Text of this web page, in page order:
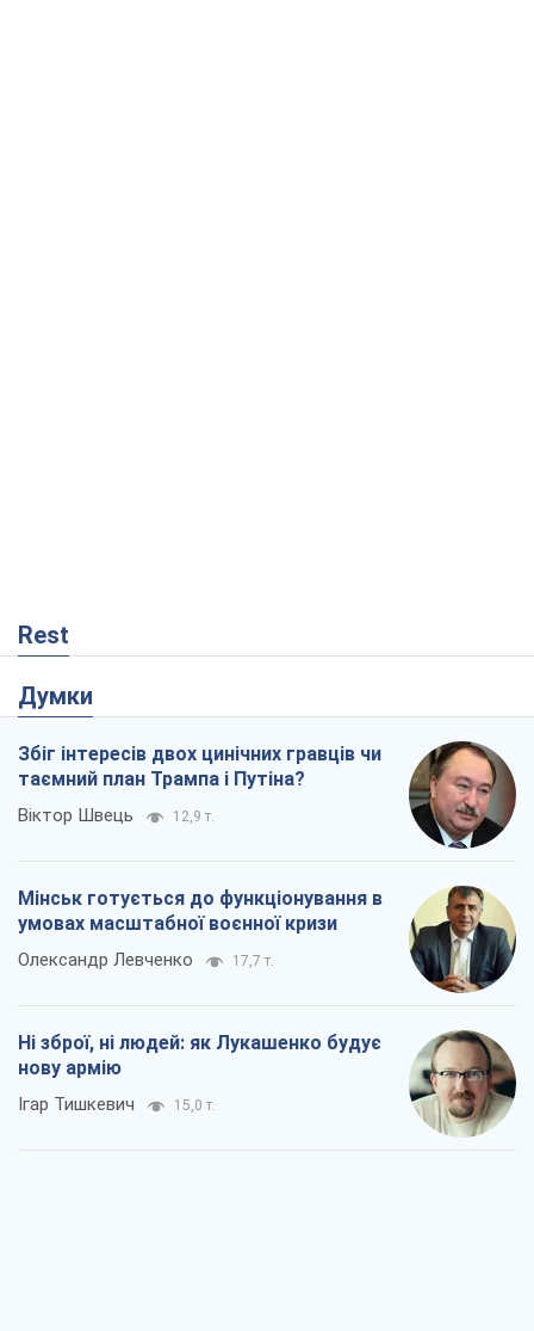
Rest
Думки
Збіг інтересів двох цинічних гравців чи
таємний план Трампа і Путіна?
Віктор Швець 12,9 т.
Мінськ готується до функціонування в
умовах масштабної воєнної кризи
Олександр Левченко 17,7 т.
Ні зброї, ні людей: як Лукашенко будує
нову армію
Ігар Тишкевич 15,0 т.